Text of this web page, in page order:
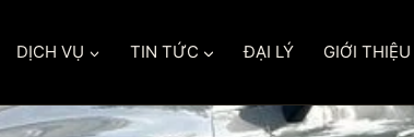
DỊCH VỤ TIN TỨC ĐẠI LÝ GIỚI THIỆU